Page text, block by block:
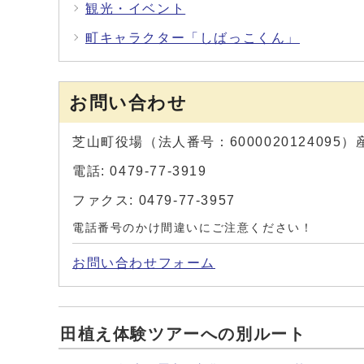
観光・イベント
町キャラクター「しばっこくん」
お問い合わせ
芝山町役場（法人番号：6000020124095）
電話: 0479-77-3919
ファクス: 0479-77-3957
電話番号のかけ間違いにご注意ください！
お問い合わせフォーム
田植え体験ツアーへの別ルート